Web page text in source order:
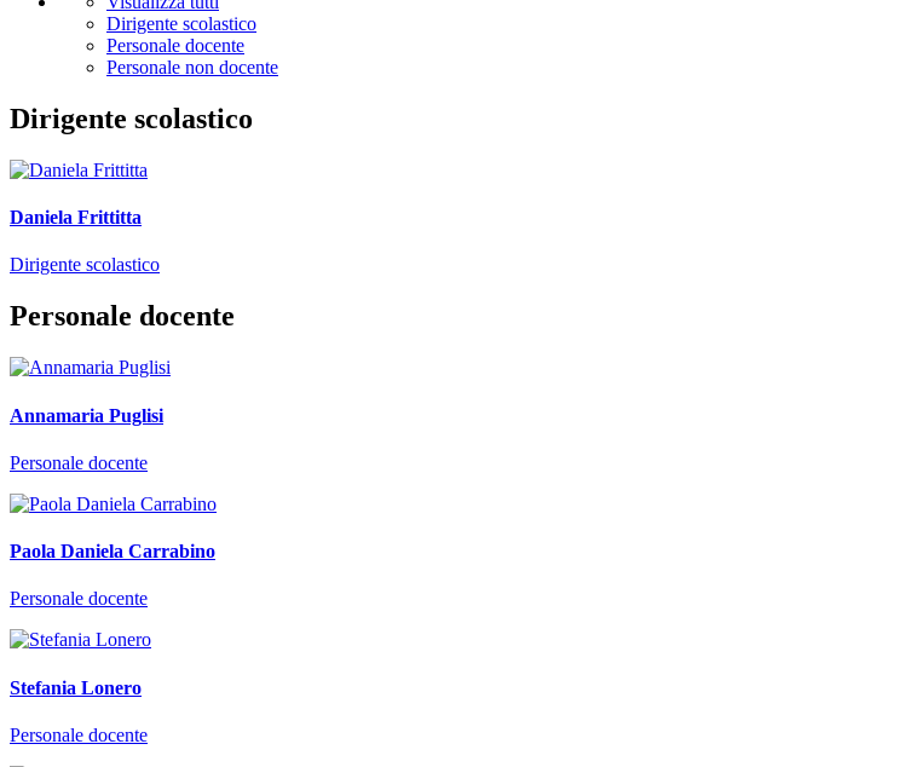
Dirigente scolastico
Personale docente
Personale non docente
Dirigente scolastico
Daniela Frittitta
Dirigente scolastico
Personale docente
Annamaria Puglisi
Personale docente
Paola Daniela Carrabino
Personale docente
Stefania Lonero
Personale docente